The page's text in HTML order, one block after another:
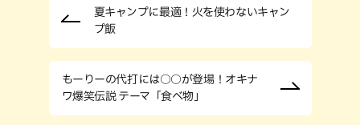
夏キャンプに最適！火を使わないキャン
プ飯
もーりーの代打には○○が登場！オキナ
ワ爆笑伝説 テーマ「食べ物」